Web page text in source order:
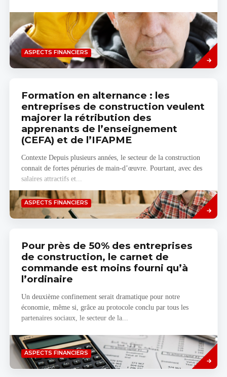
ASPECTS FINANCIERS
Savoir
plus
Formation en alternance : les
entreprises de construction veulent
majorer la rétribution des
apprenants de l’enseignement
(CEFA) et de l’IFAPME
Contexte Depuis plusieurs années, le secteur de la construction
connait de fortes pénuries de main-d’œuvre. Pourtant, avec des
salaires attractifs et...
ASPECTS FINANCIERS
Savoir
plus
Pour près de 50% des entreprises
de construction, le carnet de
commande est moins fourni qu’à
l’ordinaire
Un deuxième confinement serait dramatique pour notre
économie, même si, grâce au protocole conclu par tous les
partenaires sociaux, le secteur de la...
ASPECTS FINANCIERS
Savoir
plus